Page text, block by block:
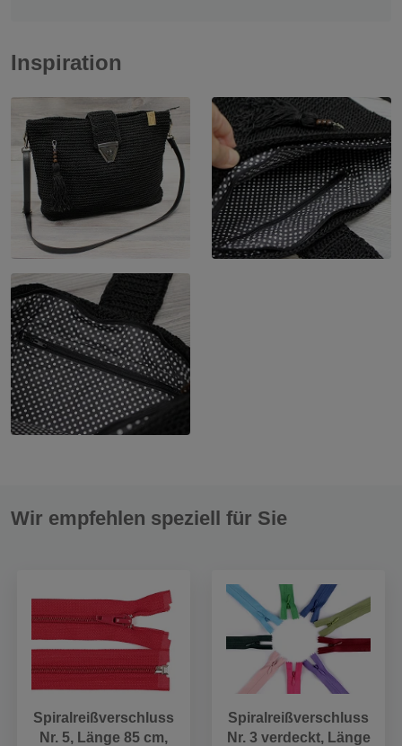
Inspiration
Wir empfehlen speziell für Sie
Spiralreißverschluss
Nr. 5, Länge 85 cm,
Spiralreißverschluss
Nr. 3 verdeckt, Länge